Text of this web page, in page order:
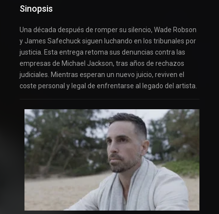
Sinopsis
Una década después de romper su silencio, Wade Robson
y James Safechuck siguen luchando en los tribunales por
justicia. Esta entrega retoma sus denuncias contra las
empresas de Michael Jackson, tras años de rechazos
judiciales. Mientras esperan un nuevo juicio, reviven el
coste personal y legal de enfrentarse al legado del artista.